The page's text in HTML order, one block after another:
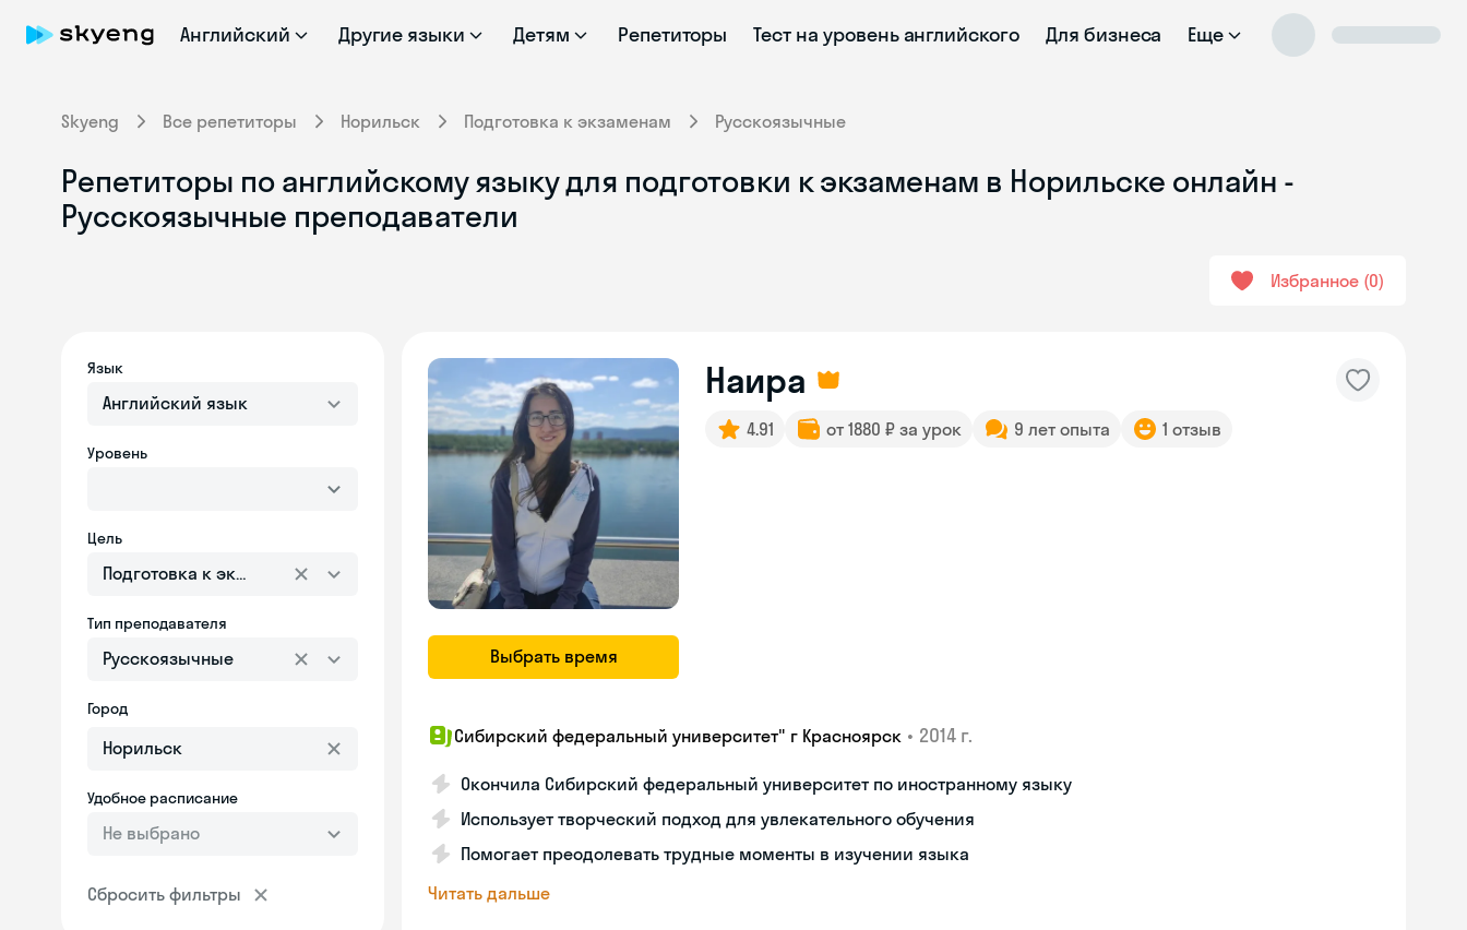
Английский Другие языки Детям Репетиторы Тест на уровень английского Для бизнеса Еще
Skyeng Все репетиторы Норильск Подготовка к экзаменам Русскоязычные
Репетиторы по английскому языку для подготовки к экзаменам в Норильске онлайн -
Русскоязычные преподаватели
Избранное 0
Язык
Английский язык
Уровень
Цель
Подготовка к экзаменам
Тип преподавателя
Русскоязычные
Город
Удобное расписание
Не выбрано
Сбросить фильтры
Выбрать время
Наира
4.91 от 1880 ₽ за урок 9 лет опыта 1 отзыв
Сибирский федеральный университет" г Красноярск • 2014 г.
Окончила Сибирский федеральный университет по иностранному языку
Использует творческий подход для увлекательного обучения
Помогает преодолевать трудные моменты в изучении языка
Читать дальше